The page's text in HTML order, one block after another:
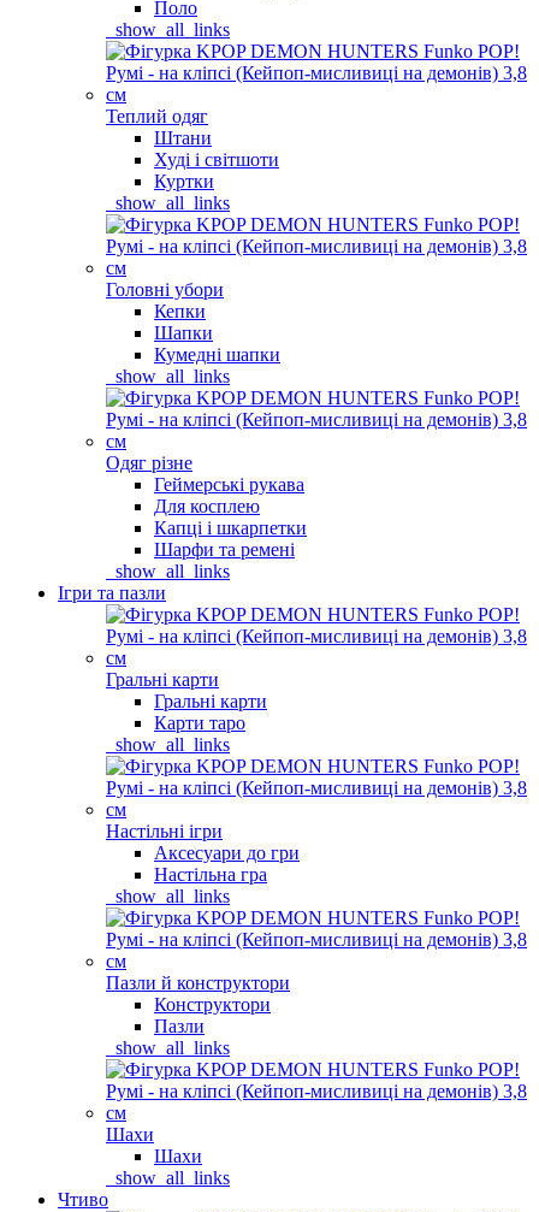
Поло
_show_all_links
Теплий одяг
Штани
Худі і світшоти
Куртки
_show_all_links
Головні убори
Кепки
Шапки
Кумедні шапки
_show_all_links
Одяг різне
Геймерські рукава
Для косплею
Капці і шкарпетки
Шарфи та ремені
_show_all_links
Ігри та пазли
Гральні карти
Гральні карти
Карти таро
_show_all_links
Настільні ігри
Аксесуари до гри
Настільна гра
_show_all_links
Пазли й конструктори
Конструктори
Пазли
_show_all_links
Шахи
Шахи
_show_all_links
Чтиво